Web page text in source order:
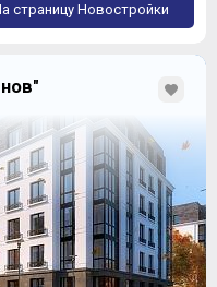
страницу Новостройки